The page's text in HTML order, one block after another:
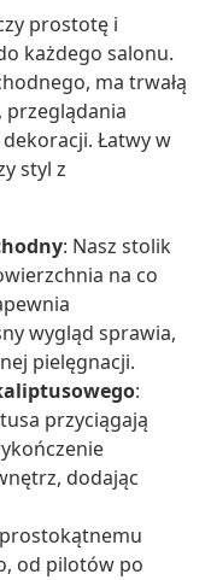
prostotę i
każdego salonu.
ma trwałą
przeglądania
Łatwy w
styl z
: Nasz stolik
na co
wygląd sprawia,
pielęgnacji.
:
przyciągają
dodając
od pilotów po